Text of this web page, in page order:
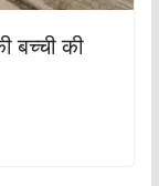
बच्ची की